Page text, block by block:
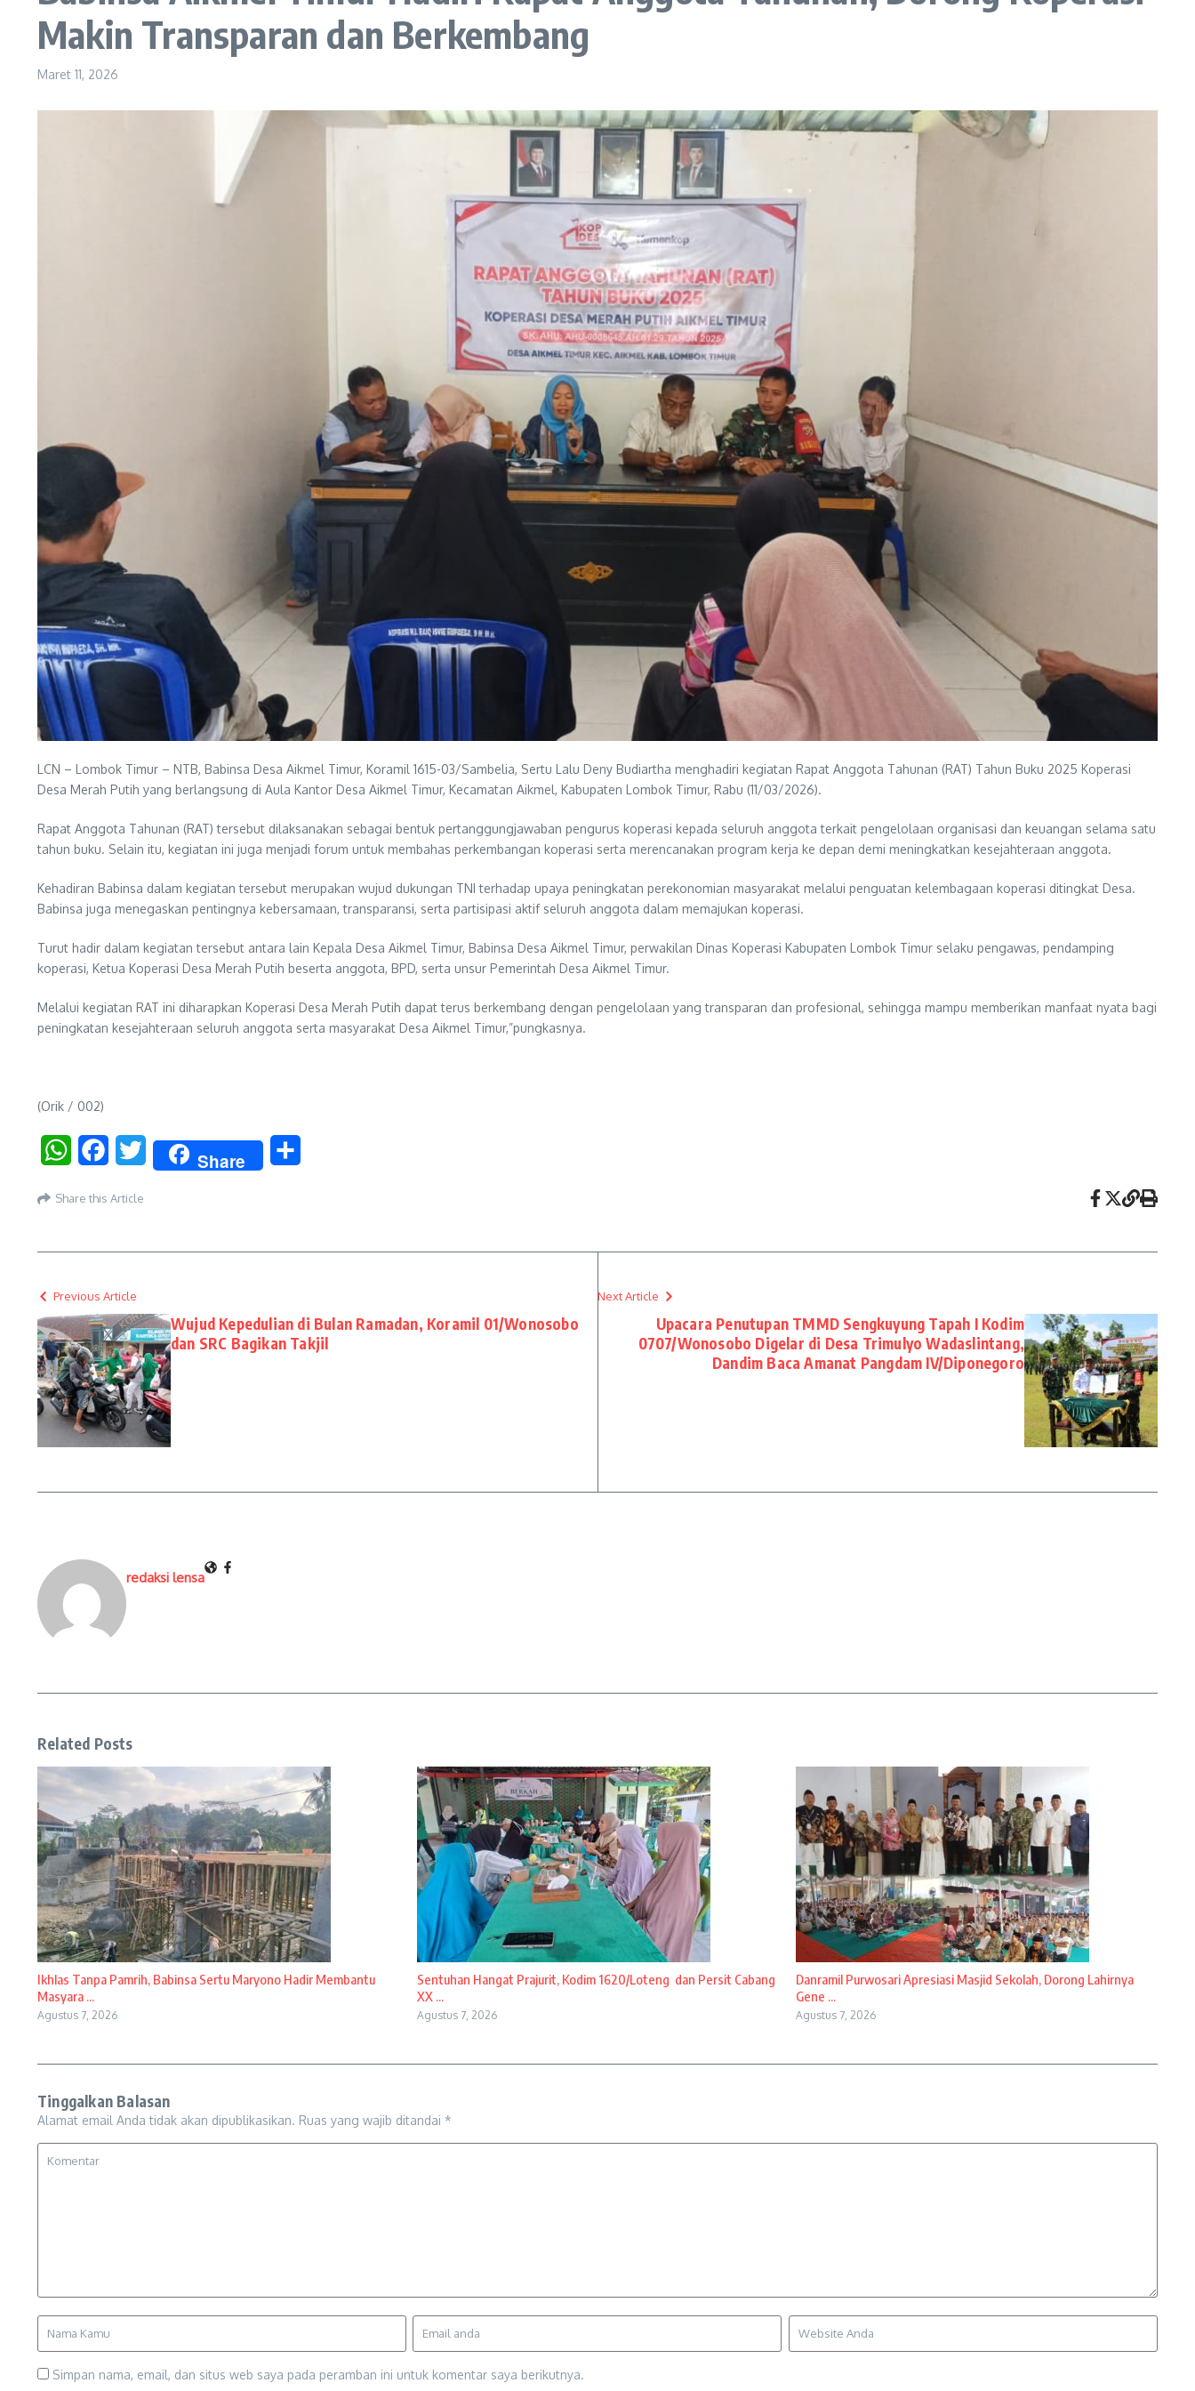
Makin Transparan dan Berkembang
Maret 11, 2026
LCN – Lombok Timur – NTB, Babinsa Desa Aikmel Timur, Koramil 1615-03/Sambelia, Sertu Lalu Deny Budiartha menghadiri kegiatan Rapat Anggota Tahunan (RAT) Tahun Buku 2025 Koperasi
Desa Merah Putih yang berlangsung di Aula Kantor Desa Aikmel Timur, Kecamatan Aikmel, Kabupaten Lombok Timur, Rabu (11/03/2026).
Rapat Anggota Tahunan (RAT) tersebut dilaksanakan sebagai bentuk pertanggungjawaban pengurus koperasi kepada seluruh anggota terkait pengelolaan organisasi dan keuangan selama satu
tahun buku. Selain itu, kegiatan ini juga menjadi forum untuk membahas perkembangan koperasi serta merencanakan program kerja ke depan demi meningkatkan kesejahteraan anggota.
Kehadiran Babinsa dalam kegiatan tersebut merupakan wujud dukungan TNI terhadap upaya peningkatan perekonomian masyarakat melalui penguatan kelembagaan koperasi ditingkat Desa.
Babinsa juga menegaskan pentingnya kebersamaan, transparansi, serta partisipasi aktif seluruh anggota dalam memajukan koperasi.
Turut hadir dalam kegiatan tersebut antara lain Kepala Desa Aikmel Timur, Babinsa Desa Aikmel Timur, perwakilan Dinas Koperasi Kabupaten Lombok Timur selaku pengawas, pendamping
koperasi, Ketua Koperasi Desa Merah Putih beserta anggota, BPD, serta unsur Pemerintah Desa Aikmel Timur.
Melalui kegiatan RAT ini diharapkan Koperasi Desa Merah Putih dapat terus berkembang dengan pengelolaan yang transparan dan profesional, sehingga mampu memberikan manfaat nyata bagi
peningkatan kesejahteraan seluruh anggota serta masyarakat Desa Aikmel Timur,”pungkasnya.
(Orik / 002)
WhatsAppFacebookTwitter Share
Share this Article
Previous Article
Wujud Kepedulian di Bulan Ramadan, Koramil 01/Wonosobo
dan SRC Bagikan Takjil
Next Article
Upacara Penutupan TMMD Sengkuyung Tapah I Kodim
0707/Wonosobo Digelar di Desa Trimulyo Wadaslintang,
Dandim Baca Amanat Pangdam IV/Diponegoro
redaksi lensa
Related Posts
Ikhlas Tanpa Pamrih, Babinsa Sertu Maryono Hadir Membantu
Masyara ...
Agustus 7, 2026
Sentuhan Hangat Prajurit, Kodim 1620/Loteng dan Persit Cabang
XX ...
Agustus 7, 2026
Danramil Purwosari Apresiasi Masjid Sekolah, Dorong Lahirnya
Gene ...
Agustus 7, 2026
Tinggalkan Balasan
Alamat email Anda tidak akan dipublikasikan. Ruas yang wajib ditandai *
Simpan nama, email, dan situs web saya pada peramban ini untuk komentar saya berikutnya.